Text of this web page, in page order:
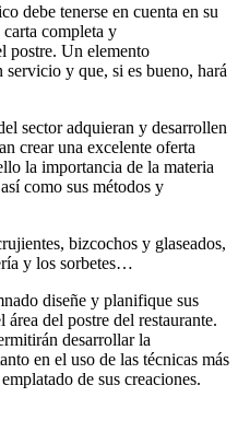
debe tenerse en cuenta en su
completa y
postre. Un elemento
y que, si es bueno, hará
sector adquieran y desarrollen
crear una excelente oferta
la importancia de la materia
como sus métodos y
bizcochos y glaseados,
y los sorbetes…
diseñe y planifique sus
del postre del restaurante.
desarrollar la
en el uso de las técnicas más
de sus creaciones.